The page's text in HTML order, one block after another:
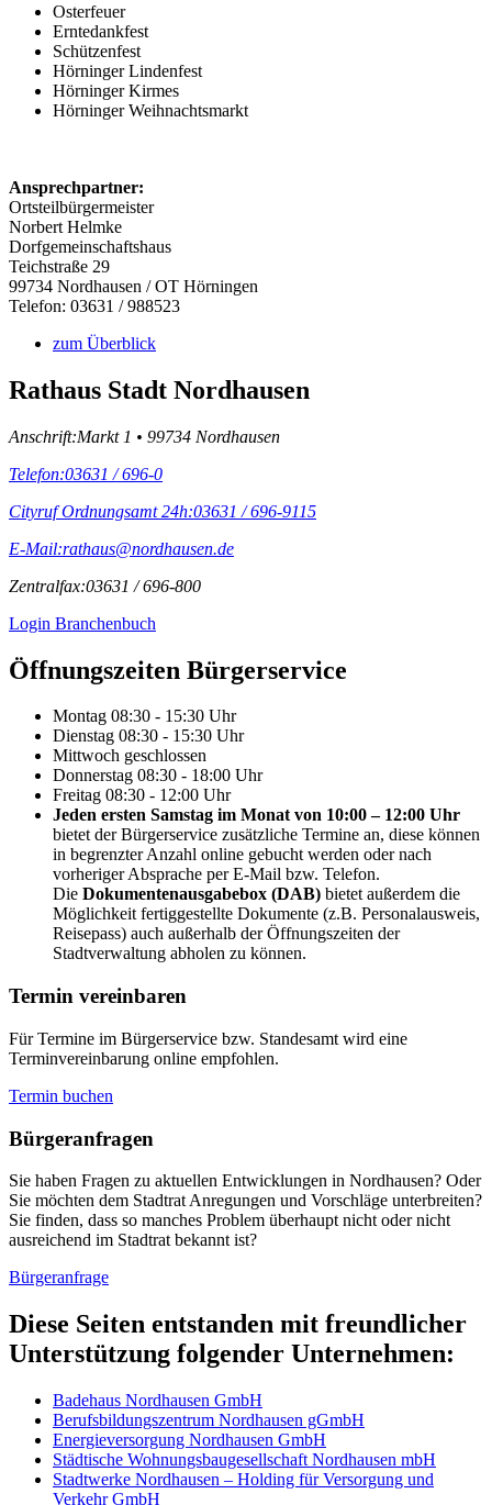
Osterfeuer
Erntedankfest
Schützenfest
Hörninger Lindenfest
Hörninger Kirmes
Hörninger Weihnachtsmarkt
Ansprechpartner:
Ortsteilbürgermeister
Norbert Helmke
Dorfgemeinschaftshaus
Teichstraße 29
99734 Nordhausen / OT Hörningen
Telefon: 03631 / 988523
zum Überblick
Rathaus Stadt Nordhausen
Anschrift:Markt 1 • 99734 Nordhausen
Telefon:03631 / 696-0
Cityruf Ordnungsamt 24h:03631 / 696-9115
E-Mail:rathaus@nordhausen.de
Zentralfax:03631 / 696-800
Login Branchenbuch
Öffnungs­zeiten Bürgerservice
Montag 08:30 - 15:30 Uhr
Dienstag 08:30 - 15:30 Uhr
Mittwoch geschlossen
Donnerstag 08:30 - 18:00 Uhr
Freitag 08:30 - 12:00 Uhr
Jeden ersten Samstag im Monat von 10:00 – 12:00 Uhr
bietet der Bürgerservice zusätzliche Termine an, diese können
in begrenzter Anzahl online gebucht werden oder nach
vorheriger Absprache per E-Mail bzw. Telefon.
Die Dokumentenausgabebox (DAB) bietet außerdem die
Möglichkeit fertiggestellte Dokumente (z.B. Personalausweis,
Reisepass) auch außerhalb der Öffnungszeiten der
Stadtverwaltung abholen zu können.
Termin vereinbaren
Für Termine im Bürgerservice bzw. Standesamt wird eine
Terminvereinbarung online empfohlen.
Termin buchen
Bürger­anfragen
Sie haben Fragen zu aktuellen Entwicklungen in Nordhausen? Oder
Sie möchten dem Stadtrat Anregungen und Vorschläge unterbreiten?
Sie finden, dass so manches Problem überhaupt nicht oder nicht
ausreichend im Stadtrat bekannt ist?
Bürgeranfrage
Diese Seiten entstanden mit freundlicher
Unterstützung folgender Unternehmen:
Badehaus Nordhausen GmbH
Berufsbildungszentrum Nordhausen gGmbH
Energieversorgung Nordhausen GmbH
Städtische Wohnungsbaugesellschaft Nordhausen mbH
Stadtwerke Nordhausen – Holding für Versorgung und
Verkehr GmbH